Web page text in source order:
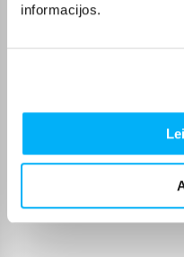
informacijos.
Never knew that I had so much
Edvardas B.
Patvirtintas pirkėjas